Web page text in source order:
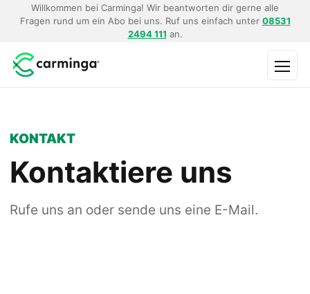
Willkommen bei Carminga! Wir beantworten dir gerne alle
Fragen rund um ein Abo bei uns. Ruf uns einfach unter 08531
2494 111 an.
KONTAKT
Kontaktiere uns
Rufe uns an oder sende uns eine E-Mail.